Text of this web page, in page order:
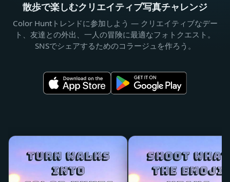
散歩で楽しむクリエイティブ写真チャレンジ
Color Huntトレンドに参加しよう — クリエイティブなデー
ト、友達との外出、一人の冒険に最適なフォトクエスト。
SNSでシェアするためのコラージュを作ろう。